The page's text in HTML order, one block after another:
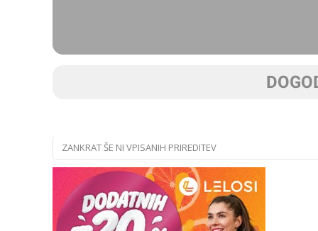
ZANKRAT ŠE NI VPISANIH PRIREDITEV